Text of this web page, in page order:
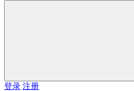
登录 注册